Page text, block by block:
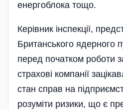
енергоблока тощо.
Керівник інспекції,
Британського ядерного
перед початком роботи
страхові компанії
стан справ на
розуміти ризики, що є